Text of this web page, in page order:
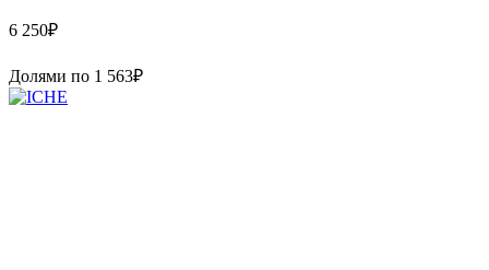
6 250₽
Долями по 1 563₽